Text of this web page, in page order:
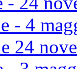
- 4
24